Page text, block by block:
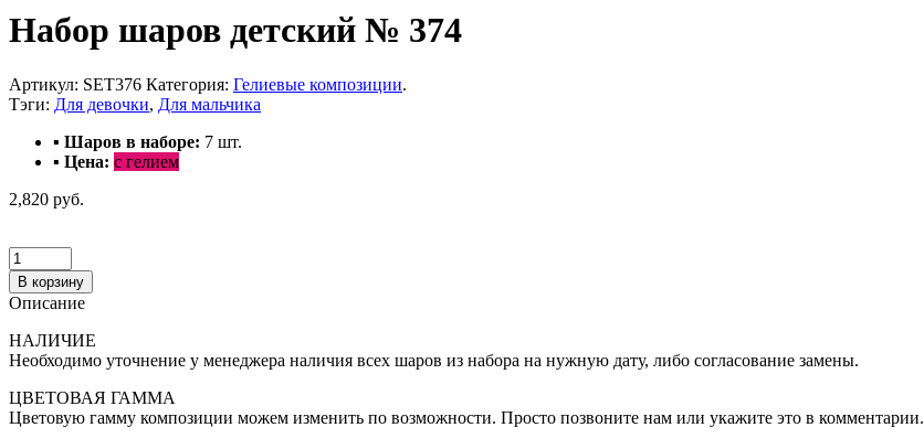
Набор шаров детский № 374
Артикул: SET376 Категория: Гелиевые композиции.
Тэги: Для девочки, Для мальчика
▪ Шаров в наборе: 7 шт.
▪ Цена: с гелием
2,820 руб.
В корзину
Описание
НАЛИЧИЕ
Необходимо уточнение у менеджера наличия всех шаров из набора на нужную дату, либо согласование замены.
ЦВЕТОВАЯ ГАММА
Цветовую гамму композиции можем изменить по возможности. Просто позвоните нам или укажите это в комментарии.